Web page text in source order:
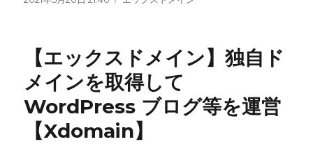
【エックスドメイン】独自ド
メインを取得して
WordPress ブログ等を運営
【Xdomain】